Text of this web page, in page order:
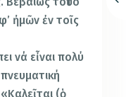
ἠμῶν ἐν τοῖς
νά εἶναι πολύ
(ὁ